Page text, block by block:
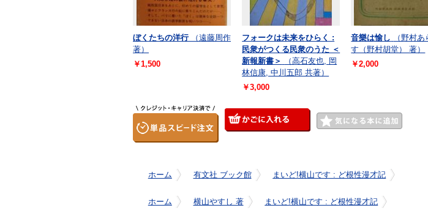
ぼくたちの洋行
（遠藤周作
著）
￥1,500
フォークは未来をひらく :
民衆がつくる民衆のうた ＜
新報新書＞
（高石友也, 岡
林信康, 中川五郎 共著）
￥3,000
音樂は愉し
（野村
す（野村胡堂） 著）
￥2,000
ホーム 有文社 ブック館 まいど!横山です : ど根性漫才記
ホーム 横山やすし 著 まいど!横山です : ど根性漫才記